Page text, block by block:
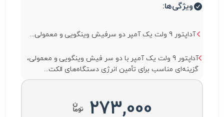
ویژگی‌ها:
آداپتور 9 ولت یک آمپر دو سرفیش وینگویی و معمولی...
آداپتور 9 ولت یک آمپر با دو سر فیش وینگویی و معمولی،
گزینه‌ای مناسب برای تأمین انرژی دستگاه‌های الکت...
273,000